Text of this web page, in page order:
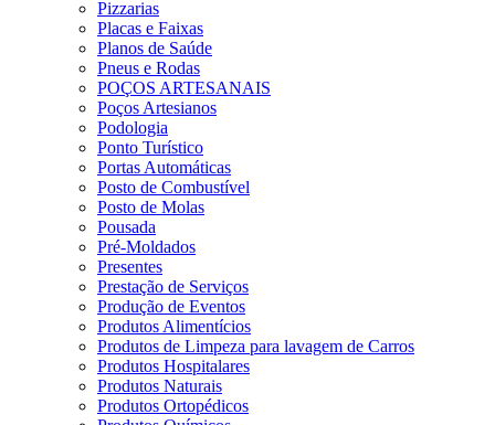
Pizzarias
Placas e Faixas
Planos de Saúde
Pneus e Rodas
POÇOS ARTESANAIS
Poços Artesianos
Podologia
Ponto Turístico
Portas Automáticas
Posto de Combustível
Posto de Molas
Pousada
Pré-Moldados
Presentes
Prestação de Serviços
Produção de Eventos
Produtos Alimentícios
Produtos de Limpeza para lavagem de Carros
Produtos Hospitalares
Produtos Naturais
Produtos Ortopédicos